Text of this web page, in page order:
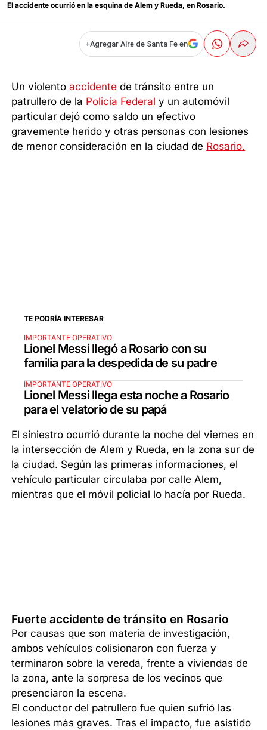
El accidente ocurrió en la esquina de Alem y Rueda, en Rosario.
+Agregar Aire de Santa Fe en
Un violentoaccidente de tránsito entre un
patrullero de la Policía Federal y un automóvil
particular dejó como saldo un efectivo
gravemente herido y otras personas con lesiones
de menor consideración en la ciudad de Rosario.
TE PODRÍA INTERESAR
IMPORTANTE OPERATIVO
Lionel Messi llegó a Rosario con su
familia para la despedida de su padre
IMPORTANTE OPERATIVO
Lionel Messi llega esta noche a Rosario
para el velatorio de su papá
El siniestro ocurrió durante la noche del viernes en
la intersección de Alem y Rueda, en la zona sur de
la ciudad. Según las primeras informaciones, el
vehículo particular circulaba por calle Alem,
mientras que el móvil policial lo hacía por Rueda.
Fuerte accidente de tránsito en Rosario
Por causas que son materia de investigación,
ambos vehículos colisionaron con fuerza y
terminaron sobre la vereda, frente a viviendas de
la zona, ante la sorpresa de los vecinos que
presenciaron la escena.
El conductor del patrullero fue quien sufrió las
lesiones más graves. Tras el impacto, fue asistido